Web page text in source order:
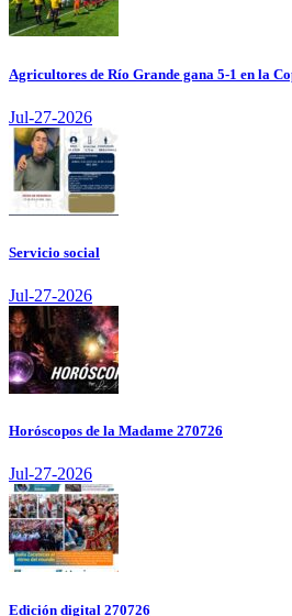
Agricultores de Río Grande gana 5-1 en la
Jul-27-2026
Servicio social
Jul-27-2026
Horóscopos de la Madame 270726
Jul-27-2026
Edición digital 270726